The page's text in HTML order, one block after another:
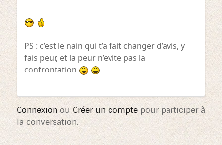
PS : c’est le nain qui t’a fait changer d’avis, y
fais peur, et la peur n’evite pas la
confrontation
Connexion ouCréer un compte pour participer à
la conversation.